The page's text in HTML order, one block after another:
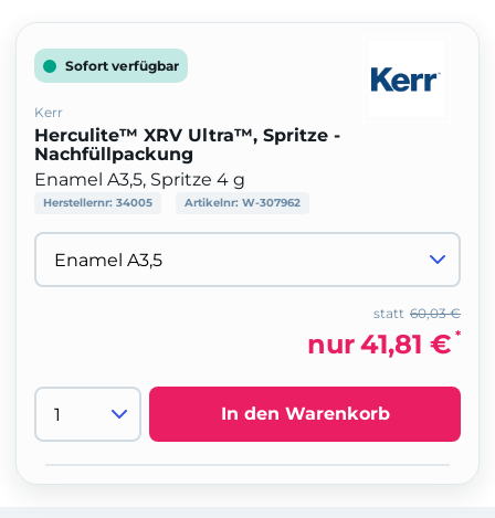
Sofort verfügbar
Kerr
Herculite™ XRV Ultra™, Spritze -
Nachfüllpackung
Enamel A3,5, Spritze 4 g
Herstellernr: 34005 Artikelnr: W-307962
60,03 €
statt
nur41,81 € *
In den Warenkorb